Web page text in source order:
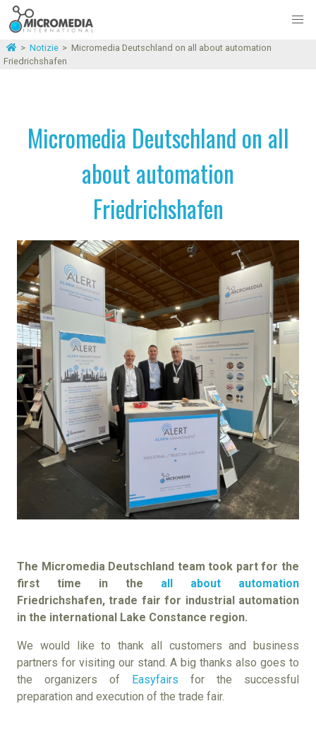
> Notizie > Micromedia Deutschland on all about automation
Friedrichshafen
Micromedia Deutschland on all
about automation
Friedrichshafen
The Micromedia Deutschland team took part for the
first time in the all about automation
Friedrichshafen, trade fair for industrial automation
in the international Lake Constance region.
We would like to thank all customers and business
partners for visiting our stand. A big thanks also goes to
the organizers of
Easyfairs for the successful
preparation and execution of the trade fair.